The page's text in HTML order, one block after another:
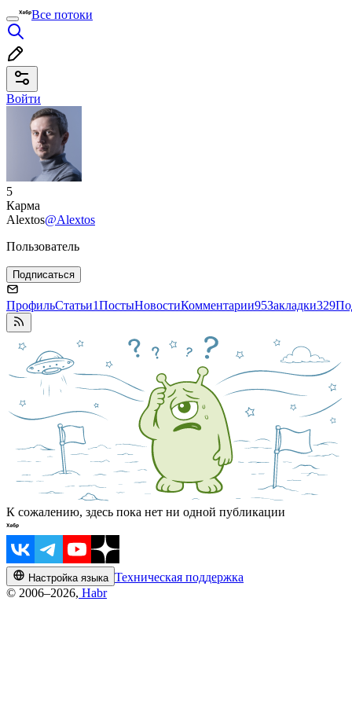
Все потоки
Войти
5
Карма
Alextos@Alextos
Пользователь
Подписаться
ПрофильСтатьи1ПостыНовостиКомментарии95Закладки329
К сожалению, здесь пока нет ни одной публикации
Настройка языка Техническая поддержка
© 2006–2026, Habr